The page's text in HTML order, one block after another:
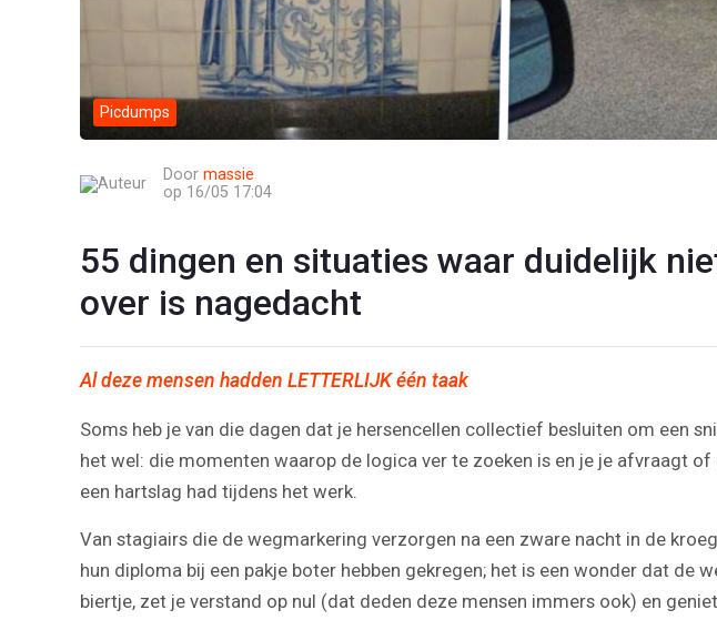
Picdumps
Door massie
op 16/05 17:04
55 dingen en situaties waar duidelijk
over is nagedacht
Al deze mensen hadden LETTERLIJK één taak
Soms heb je van die dagen dat je hersencellen collectief besluiten om een
het wel: die momenten waarop de logica ver te zoeken is en je je afvraagt
een hartslag had tijdens het werk.
Van stagiairs die de wegmarkering verzorgen na een zware nacht in de
hun diploma bij een pakje boter hebben gekregen; het is een wonder dat de
biertje, zet je verstand op nul (dat deden deze mensen immers ook) en